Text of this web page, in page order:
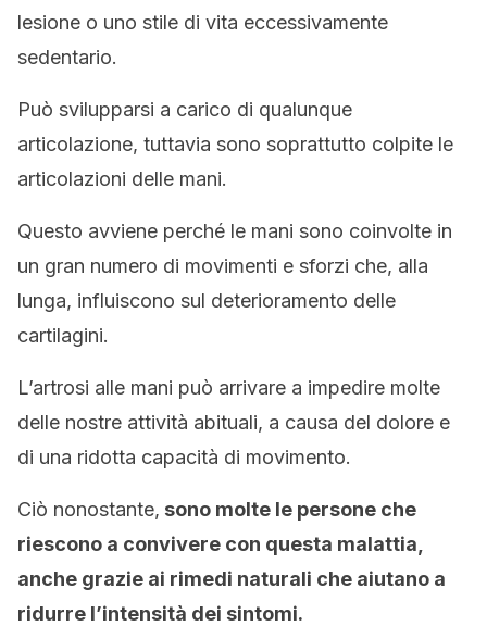
lesione o uno stile di vita eccessivamente
sedentario.
Può svilupparsi a carico di qualunque
articolazione, tuttavia sono soprattutto colpite le
articolazioni delle mani.
Questo avviene perché le mani sono coinvolte in
un gran numero di movimenti e sforzi che, alla
lunga, influiscono sul deterioramento delle
cartilagini.
L’artrosi alle mani può arrivare a impedire molte
delle nostre attività abituali, a causa del dolore e
di una ridotta capacità di movimento.
Ciò nonostante, sono molte le persone che
riescono a convivere con questa malattia,
anche grazie ai rimedi naturali che aiutano a
ridurre l’intensità dei sintomi.